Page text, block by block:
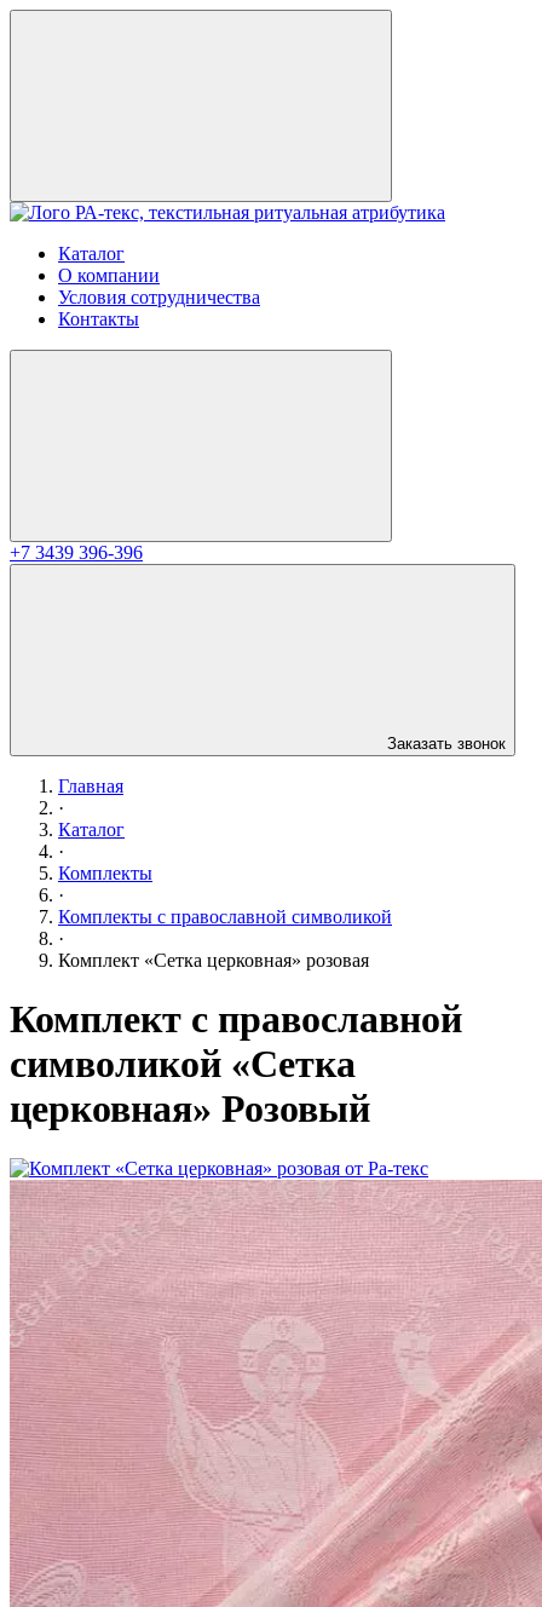
Каталог
О компании
Условия сотрудничества
Контакты
+7 3439 396-396
Заказать звонок
Главная
·
Каталог
·
Комплекты
·
Комплекты с православной символикой
·
Комплект «Сетка церковная» розовая
Комплект с православной
символикой «Сетка
церковная» Розовый